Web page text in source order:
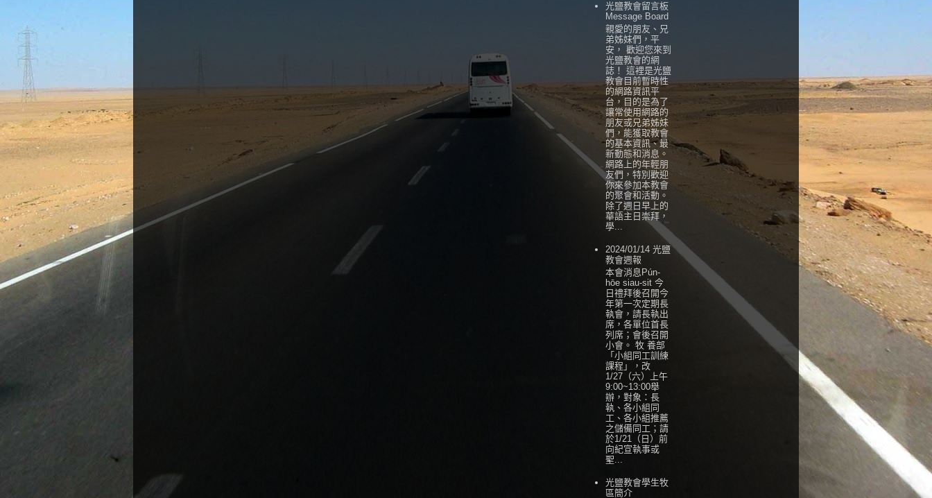
光鹽教會留言板
Message Board
親愛的朋友、兄
弟姊妹們，平
安， 歡迎您來到
光鹽教會的網
誌！ 這裡是光鹽
教會目前暫時性
的網路資訊平
台，目的是為了
讓常使用網路的
朋友或兄弟姊妹
們，能獲取教會
的基本資訊、最
新動態和消息。
網路上的年輕朋
友們，特別歡迎
你來參加本教會
的聚會和活動。
除了週日早上的
華語主日崇拜，
學...
2024/01/14 光鹽
教會週報
本會消息Pún-
hōe siau-sit 今
日禮拜後召開今
年第一次定期長
執會，請長執出
席，各單位首長
列席；會後召開
小會。 牧 養部
「小組同工訓練
課程」，改
1/27（六）上午
9:00~13:00舉
辦，對象：長
執、各小組同
工、各小組推薦
之儲備同工；請
於1/21（日）前
向紀宣執事或
聖...
光鹽教會學生牧
區簡介